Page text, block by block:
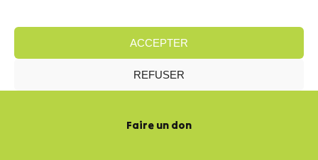
ACCEPTER
REFUSER
CET© 2025
Faire un don